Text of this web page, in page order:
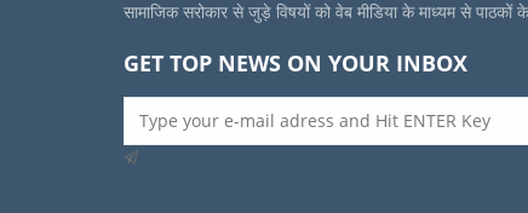
सामाजिक सरोकार से जुड़े विषयों को वेब मीडिया के माध्यम से पाठकों
GET TOP NEWS ON YOUR INBOX